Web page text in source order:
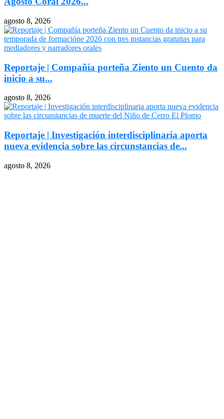
agosto 8, 2026
Reportaje | Compañía porteña Ziento un Cuento da
inicio a su...
agosto 8, 2026
Reportaje | Investigación interdisciplinaria aporta
nueva evidencia sobre las circunstancias de...
agosto 8, 2026